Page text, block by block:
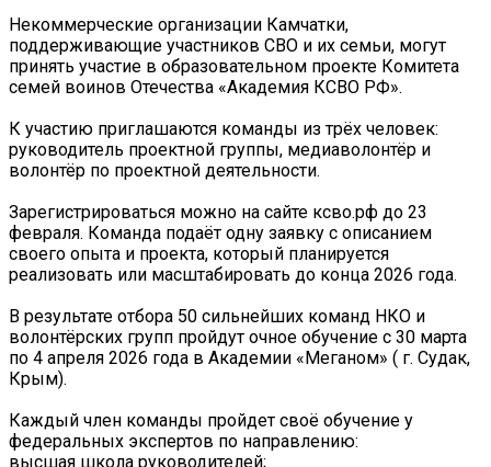
Некоммерческие организации Камчатки,
поддерживающие участников СВО и их семьи, могут
принять участие в образовательном проекте Комитета
семей воинов Отечества «Академия КСВО РФ».
К участию приглашаются команды из трёх человек:
руководитель проектной группы, медиаволонтёр и
волонтёр по проектной деятельности.
Зарегистрироваться можно на сайте ксво.рф до 23
февраля. Команда подаёт одну заявку с описанием
своего опыта и проекта, который планируется
реализовать или масштабировать до конца 2026 года.
В результате отбора 50 сильнейших команд НКО и
волонтёрских групп пройдут очное обучение с 30 марта
по 4 апреля 2026 года в Академии «Меганом» ( г. Судак,
Крым).
Каждый член команды пройдет своё обучение у
федеральных экспертов по направлению:
️высшая школа руководителей;